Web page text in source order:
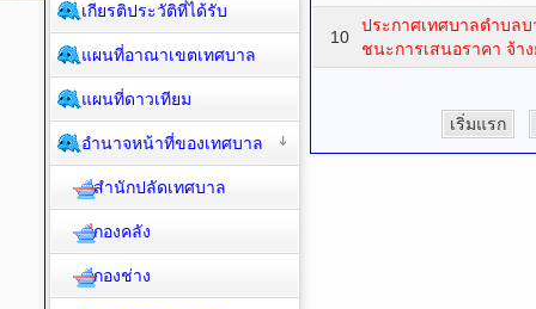
10
ประกาศเทศบาลตำบลบ
ชนะการเสนอราคา จ้า
เริ่มแรก
เกียรติประวัติที่ได้รับ
แผนที่อาณาเขตเทศบาล
แผนที่ดาวเทียม
อำนาจหน้าที่ของเทศบาล
สำนักปลัดเทศบาล
กองคลัง
กองช่าง